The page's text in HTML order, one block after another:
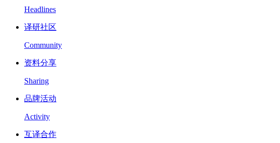
Headlines
译研社区
Community
资料分享
Sharing
品牌活动
Activity
互译合作